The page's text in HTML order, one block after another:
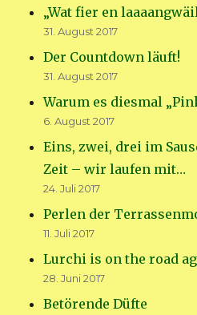
„Wat fier en
31. August 2017
Der Countdown läuft!
31. August 2017
Warum es diesmal
6. August 2017
Eins, zwei, drei im
Zeit – wir laufen mit…
24. Juli 2017
Perlen der
11. Juli 2017
Lurchi is on the road
28. Juni 2017
Betörende Düfte